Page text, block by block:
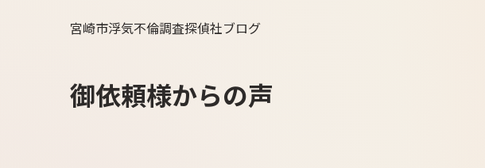
宮崎市浮気不倫調査探偵社ブログ
御依頼様からの声